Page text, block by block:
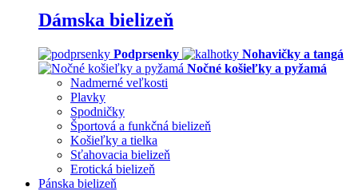
Dámska bielizeň
Podprsenky
Nohavičky a tangá
Nočné košieľky a pyžamá
Nadmerné veľkosti
Plavky
Spodničky
Športová a funkčná bielizeň
Košieľky a tielka
Sťahovacia bielizeň
Erotická bielizeň
Pánska bielizeň